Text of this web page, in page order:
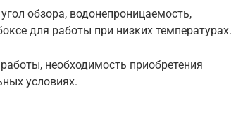
обзора, водонепроницаемость,
для работы при низких температурах.
необходимость приобретения
условиях.